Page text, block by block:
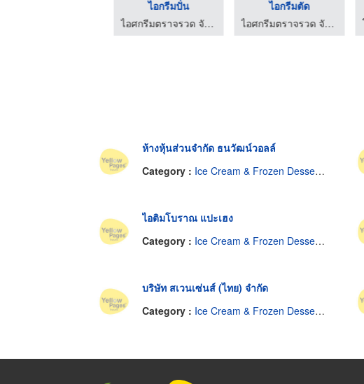
ไอกรีมปั่น
ไอศกรีมตราจรวด จันทบุรี
ไอกรีมตัด
ไอศกรีมตราจรวด จันทบุรี
ห้างหุ้นส่วนจำกัด ธนวัฒน์วอลล์
Category : Ice Cream & Frozen Desserts-Manufacturers & Distributors
ไอติมโบราณ แปะเฮง
Category : Ice Cream & Frozen Desserts-Manufacturers & Distributors
บริษัท สเวนเซ่นส์ (ไทย) จำกัด
Category : Ice Cream & Frozen Desserts-Manufacturers & Distributors